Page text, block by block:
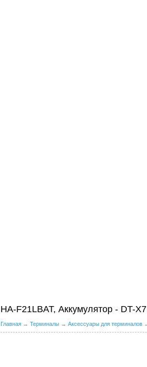
HA-F21LBAT, Аккумулятор - DT-
Главная → Терминалы → Аксессуары для терминалов